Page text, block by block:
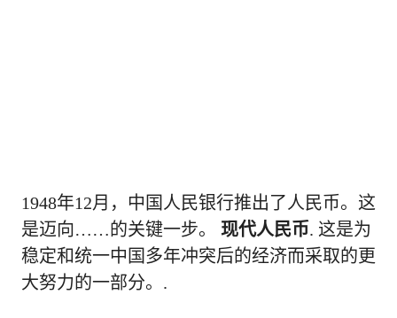
1948年12月，中国人民银行推出了人民币。这
是迈向……的关键一步。 现代人民币. 这是为
稳定和统一中国多年冲突后的经济而采取的更
大努力的一部分。.